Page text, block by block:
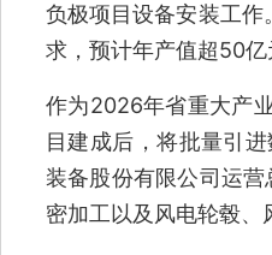
负极项目设备安装工作
求，预计年产值超50亿
作为2026年省重大产
目建成后，将批量引
装备股份有限公司运
密加工以及风电轮毂